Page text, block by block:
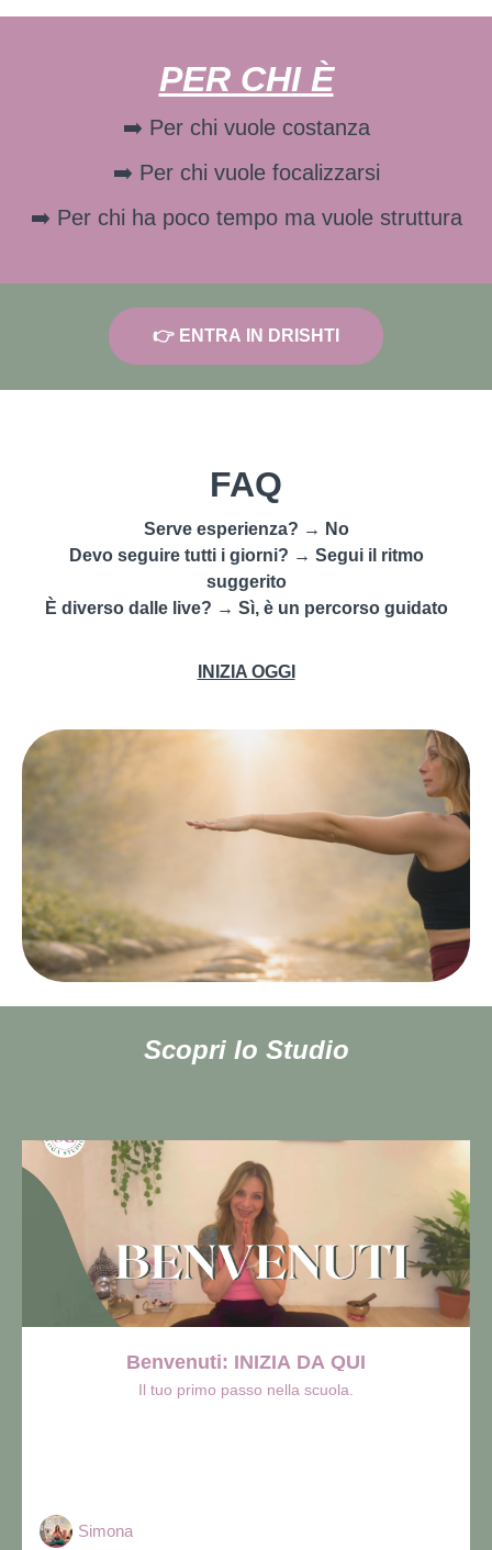
PER CHI È
➡️ Per chi vuole costanza
➡️ Per chi vuole focalizzarsi
➡️ Per chi ha poco tempo ma vuole struttura
👉 ENTRA IN DRISHTI
FAQ
Serve esperienza? → No
Devo seguire tutti i giorni? → Segui il ritmo
suggerito
È diverso dalle live? → Sì, è un percorso guidato
INIZIA OGGI
Scopri lo Studio
Benvenuti: INIZIA DA QUI
Il tuo primo passo nella scuola.
Simona